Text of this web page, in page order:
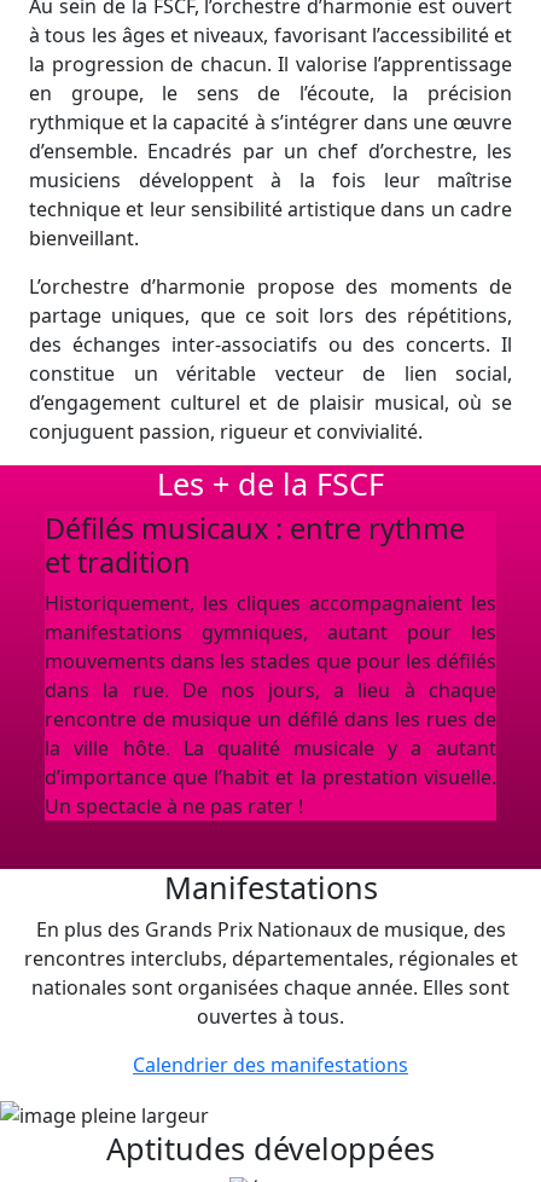
Au sein de la FSCF, l’orchestre d’harmonie est ouvert
à tous les âges et niveaux, favorisant l’accessibilité et
la progression de chacun. Il valorise l’apprentissage
en groupe, le sens de l’écoute, la précision
rythmique et la capacité à s’intégrer dans une œuvre
d’ensemble. Encadrés par un chef d’orchestre, les
musiciens développent à la fois leur maîtrise
technique et leur sensibilité artistique dans un cadre
bienveillant.
L’orchestre d’harmonie propose des moments de
partage uniques, que ce soit lors des répétitions,
des échanges inter-associatifs ou des concerts. Il
constitue un véritable vecteur de lien social,
d’engagement culturel et de plaisir musical, où se
conjuguent passion, rigueur et convivialité.
Les + de la FSCF
Défilés musicaux : entre rythme
et tradition
Historiquement, les cliques accompagnaient les
manifestations gymniques, autant pour les
mouvements dans les stades que pour les défilés
dans la rue. De nos jours, a lieu à chaque
rencontre de musique un défilé dans les rues de
la ville hôte. La qualité musicale y a autant
d’importance que l’habit et la prestation visuelle.
Un spectacle à ne pas rater !
Manifestations
En plus des Grands Prix Nationaux de musique, des
rencontres interclubs, départementales, régionales et
nationales sont organisées chaque année. Elles sont
ouvertes à tous.
Calendrier des manifestations
Aptitudes développées